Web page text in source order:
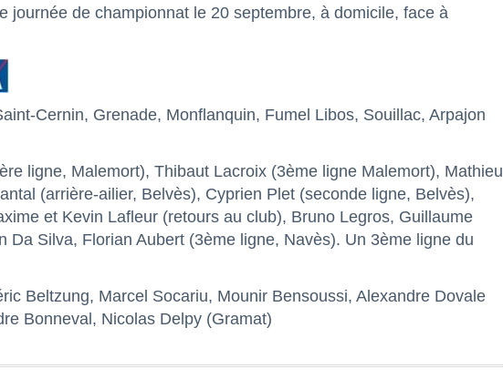
journée de championnat le 20 septembre, à domicile, face à
Cernin, Grenade, Monflanquin, Fumel Libos, Souillac, Arpajon
ligne, Malemort), Thibaut Lacroix (3ème ligne Malemort), Mathieu
(arrière-ailier, Belvès), Cyprien Plet (seconde ligne, Belvès),
et Kevin Lafleur (retours au club), Bruno Legros, Guillaume
Da Silva, Florian Aubert (3ème ligne, Navès). Un 3ème ligne du
Beltzung, Marcel Socariu, Mounir Bensoussi, Alexandre Dovale
Bonneval, Nicolas Delpy (Gramat)